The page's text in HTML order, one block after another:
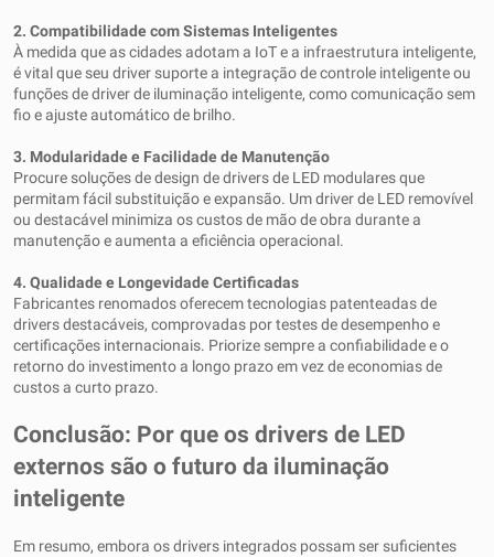
2. Compatibilidade com Sistemas Inteligentes
À medida que as cidades adotam a IoT e a infraestrutura inteligente,
é vital que seu driver suporte a integração de controle inteligente ou
funções de driver de iluminação inteligente, como comunicação sem
fio e ajuste automático de brilho.
3. Modularidade e Facilidade de Manutenção
Procure soluções de design de drivers de LED modulares que
permitam fácil substituição e expansão. Um driver de LED removível
ou destacável minimiza os custos de mão de obra durante a
manutenção e aumenta a eficiência operacional.
4. Qualidade e Longevidade Certificadas
Fabricantes renomados oferecem tecnologias patenteadas de
drivers destacáveis, comprovadas por testes de desempenho e
certificações internacionais. Priorize sempre a confiabilidade e o
retorno do investimento a longo prazo em vez de economias de
custos a curto prazo.
Conclusão: Por que os drivers de LED
externos são o futuro da iluminação
inteligente
Em resumo, embora os drivers integrados possam ser suficientes